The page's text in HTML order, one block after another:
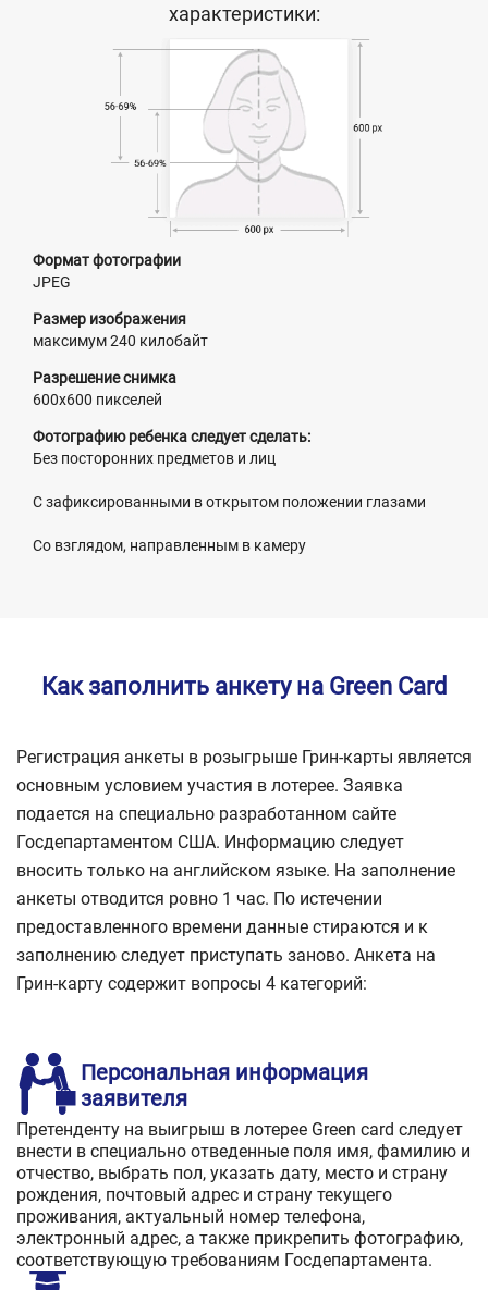
характеристики:
Формат фотографии
JPEG
Размер изображения
максимум 240 килобайт
Разрешение снимка
600х600 пикселей
Фотографию ребенка следует сделать:
Без посторонних предметов и лиц
С зафиксированными в открытом положении глазами
Со взглядом, направленным в камеру
Как заполнить анкету на Green Card
Регистрация анкеты в розыгрыше Грин-карты является
основным условием участия в лотерее. Заявка
подается на специально разработанном сайте
Госдепартаментом США. Информацию следует
вносить только на английском языке. На заполнение
анкеты отводится ровно 1 час. По истечении
предоставленного времени данные стираются и к
заполнению следует приступать заново. Анкета на
Грин-карту содержит вопросы 4 категорий:
Персональная информация
заявителя
Претенденту на выигрыш в лотерее Green card следует
внести в специально отведенные поля имя, фамилию и
отчество, выбрать пол, указать дату, место и страну
рождения, почтовый адрес и страну текущего
проживания, актуальный номер телефона,
электронный адрес, а также прикрепить фотографию,
соответствующую требованиям Госдепартамента.